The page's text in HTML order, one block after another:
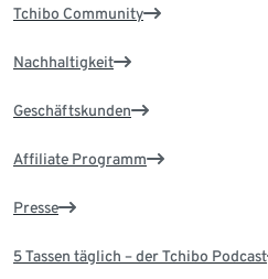
Tchibo Community
Nachhaltigkeit
Geschäftskunden
Affiliate Programm
Presse
5 Tassen täglich – der Tchibo Podcast